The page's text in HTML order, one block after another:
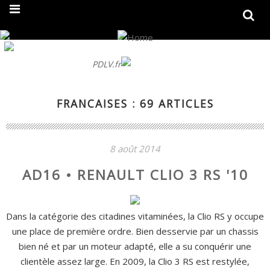
PDLV.fr
FRANCAISES : 69 ARTICLES
8 août 2014
AD16 • RENAULT CLIO 3 RS '10
Dans la catégorie des citadines vitaminées, la Clio RS y occupe
une place de première ordre. Bien desservie par un chassis
bien né et par un moteur adapté, elle a su conquérir une
clientèle assez large. En 2009, la Clio 3 RS est restylée,